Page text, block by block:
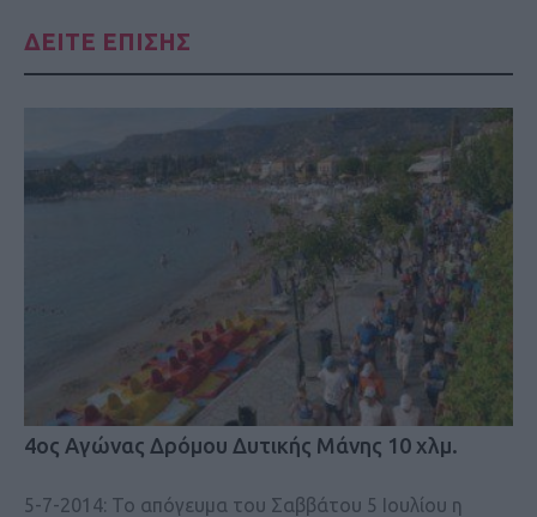
ΔΕΙΤΕ ΕΠΙΣΗΣ
4ος Αγώνας Δρόμου Δυτικής Μάνης 10 χλμ.
5-7-2014: Το απόγευμα του Σαββάτου 5 Ιουλίου η